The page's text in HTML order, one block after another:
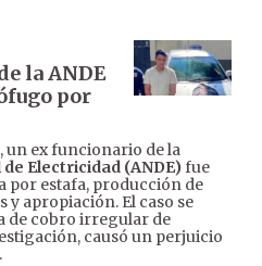
la ANDE
por
un ex funcionario de la
Electricidad (ANDE)fue
por estafa, producción de
apropiación. El caso se
de cobro irregular de
causó un perjuicio